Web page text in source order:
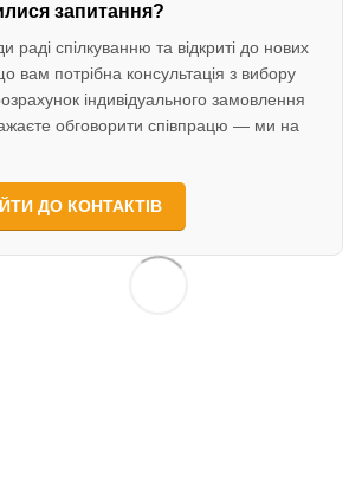
запитання?
раді спілкуванню та відкриті до нових
вам потрібна консультація з вибору
індивідуального замовлення
обговорити співпрацю — ми на
ДО КОНТАКТІВ